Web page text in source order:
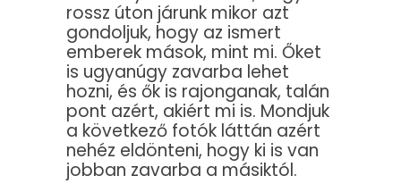
rossz úton járunk mikor azt
gondoljuk, hogy az ismert
emberek mások, mint mi. Őket
is ugyanúgy zavarba lehet
hozni, és ők is rajonganak, talán
pont azért, akiért mi is. Mondjuk
a következő fotók láttán azért
nehéz eldönteni, hogy ki is van
jobban zavarba a másiktól.